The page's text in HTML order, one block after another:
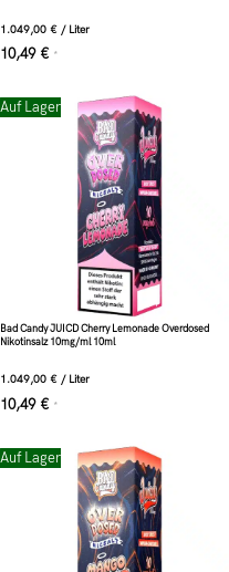
1.049,00 € / Liter
10,49 € *
Auf Lager
Bad Candy JUICD Cherry Lemonade Overdosed
Nikotinsalz 10mg/ml 10ml
1.049,00 € / Liter
10,49 € *
Auf Lager